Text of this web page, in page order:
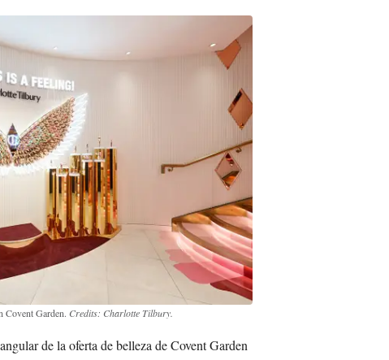
Covent Garden. Credits: Charlotte Tilbury.
de la oferta de belleza de Covent Garden